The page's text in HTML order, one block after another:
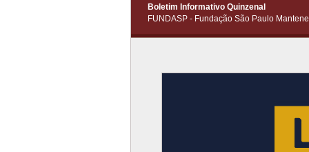
Boletim Informativo Quinzenal
FUNDASP - Fundação São Paulo